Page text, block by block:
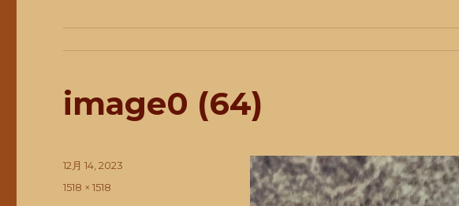
image0 (64)
投
12月 14, 2023
フ
1518 × 1518